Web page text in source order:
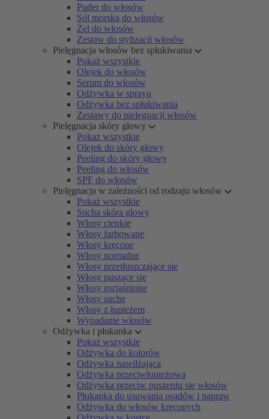
Puder do włosów
Sól morska do włosów
Żel do włosów
Zestaw do stylizacji włosów
Pielęgnacja włosów bez spłukiwania
Pokaż wszystkie
Olejek do włosów
Serum do włosów
Odżywka w sprayu
Odżywka bez spłukiwania
Zestawy do pielęgnacji włosów
Pielęgnacja skóry głowy
Pokaż wszystkie
Olejek do skóry głowy
Peeling do skóry głowy
Peeling do włosów
SPF do włosów
Pielęgnacja w zależności od rodzaju włosów
Pokaż wszystkie
Sucha skóra głowy
Włosy cienkie
Włosy farbowane
Włosy kręcone
Włosy normalne
Włosy przetłuszczające się
Włosy puszące się
Włosy rozjaśnione
Włosy suche
Włosy z łupieżem
Wypadanie włosów
Odżywka i płukanka
Pokaż wszystkie
Odżywka do kolorów
Odżywka nawilżająca
Odżywka przeciwłupieżowa
Odżywka przeciw puszeniu się włosów
Płukanka do usuwania osadów i napraw
Odżywka do włosów kręconych